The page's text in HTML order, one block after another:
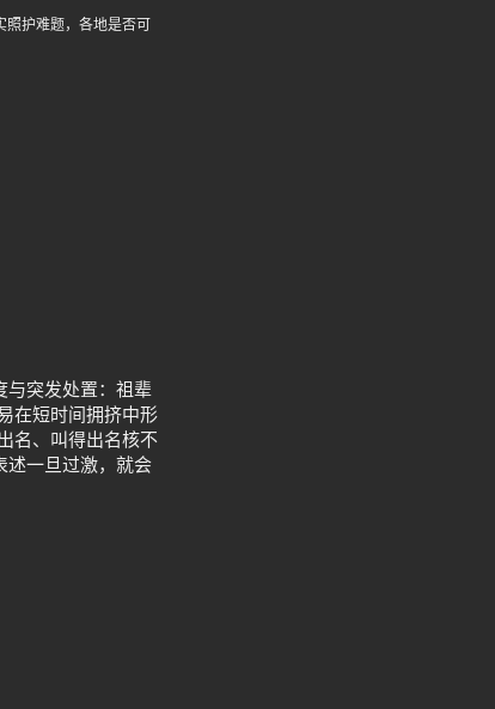
护难题，各地是否可
与突发处置：祖辈
在短时间拥挤中形
名、叫得出名核不
述一旦过激，就会